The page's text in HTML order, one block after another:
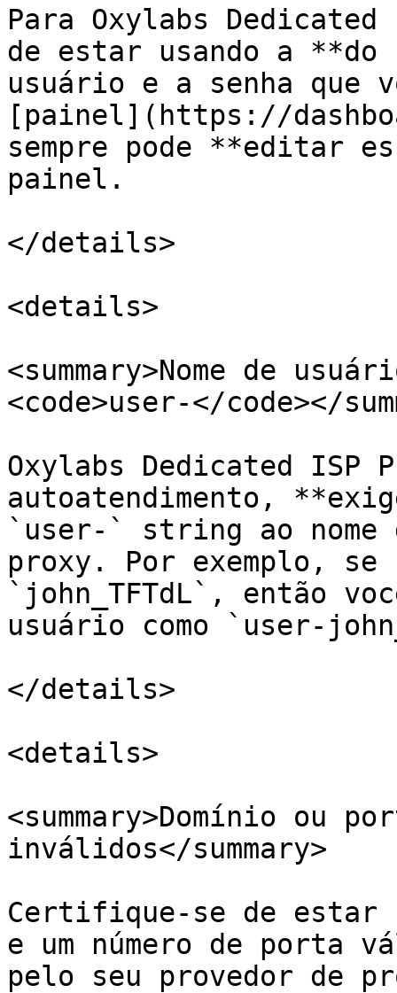
Para Oxylabs
de estar usando a **do
usuário e a senha que
[painel](https://
sempre pode **editar
painel.
</details>
<details>
<summary>Nome de
<code>user-</code></
Oxylabs Dedicated
autoatendimento,
`user-` string ao nome
proxy. Por exemplo, se
`john_TFTdL`, então
usuário como `user-
</details>
<details>
<summary>Domínio ou
inválidos</summary>
Certifique-se de estar
e um número de porta
pelo seu provedor de